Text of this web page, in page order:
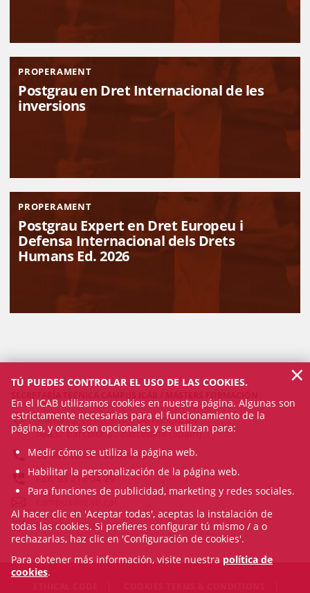
PROPERAMENT
Postgrau en Dret Internacional de les
inversions
PROPERAMENT
Postgrau Expert en Dret Europeu i
Defensa Internacional dels Drets
Humans Ed. 2026
Mallorca, 281 (Centre de Formació)
08037 Barcelona , Barcelona (Spain)
93 601 12 80 / 93 496 18 80
Fax: 93 215 04 29
masters@icab.cat
TÚ PUEDES CONTROLAR EL USO DE LAS COOKIES.
En el ICAB utilizamos cookies en nuestra página. Algunas son
estrictamente necesarias para el funcionamiento de la
página, y otros son opcionales y se utilizan para:
Medir cómo se utiliza la página web.
Habilitar la personalización de la página web.
Para funciones de publicidad, marketing y redes sociales.
Al hacer clic en 'Aceptar todas', aceptas la instalación de
todas las cookies. Si prefieres configurar tú mismo / a o
rechazarlas, haz clic en 'Configuración de cookies'.
Para obtener más información, visite nuestra política de
cookies.
×